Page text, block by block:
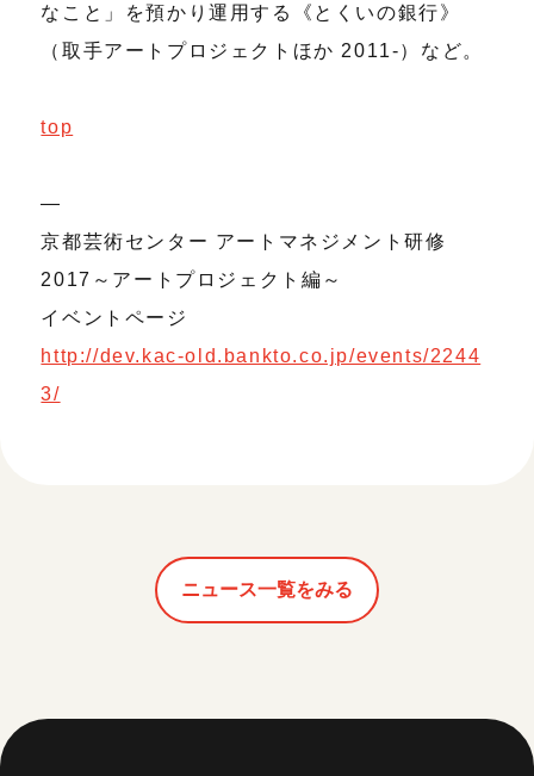
なこと」を預かり運用する《とくいの銀行》
（取手アートプロジェクトほか 2011-）など。
top
—
京都芸術センター アートマネジメント研修
2017～アートプロジェクト編～
イベントページ
http://dev.kac-old.bankto.co.jp/events/2244
3/
ニュース一覧をみる